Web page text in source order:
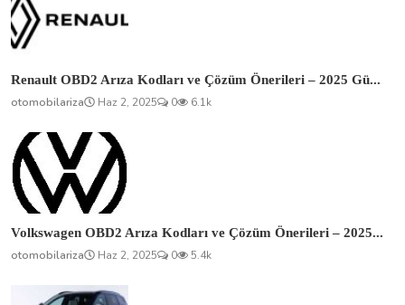
Renault OBD2 Arıza Kodları ve Çözüm Önerileri – 2025 Gü...
otomobilariza
Haz 2, 2025 0 6.1k
Volkswagen OBD2 Arıza Kodları ve Çözüm Önerileri – 2025...
otomobilariza
Haz 2, 2025 0 5.4k